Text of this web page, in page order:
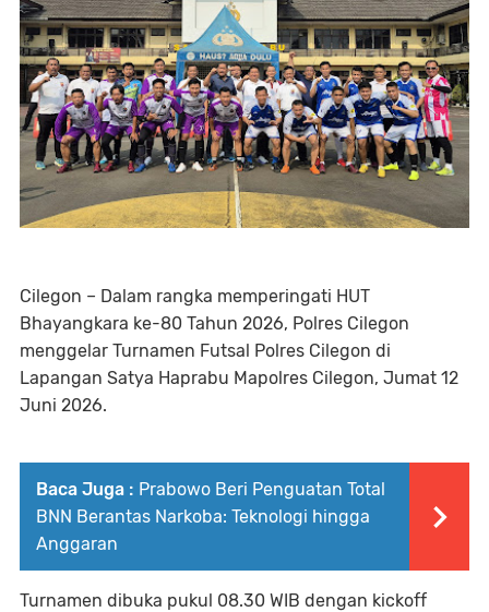
Cilegon – Dalam rangka memperingati HUT
Bhayangkara ke-80 Tahun 2026, Polres Cilegon
menggelar Turnamen Futsal Polres Cilegon di
Lapangan Satya Haprabu Mapolres Cilegon, Jumat 12
Juni 2026.
Baca Juga : Prabowo Beri Penguatan Total
BNN Berantas Narkoba: Teknologi hingga
Anggaran
Turnamen dibuka pukul 08.30 WIB dengan kickoff